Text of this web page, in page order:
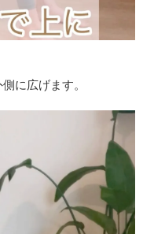
に広げます。